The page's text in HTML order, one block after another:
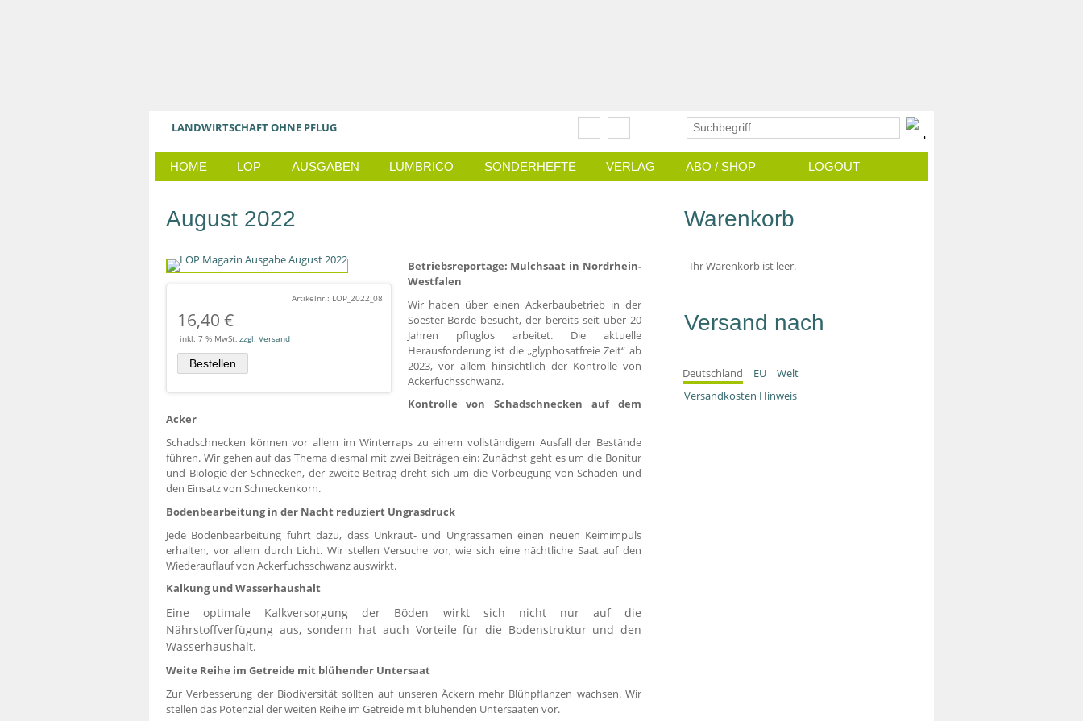
LANDWIRTSCHAFT OHNE PFLUG
HOME LOP AUSGABEN LUMBRICO SONDERHEFTE VERLAG ABO / SHOP LOGOUT
August 2022
16,40 €
Artikelnr.: LOP_2022_08
inkl. 7 % MwSt, zzgl. Versand
Betriebsreportage: Mulchsaat in Nordrhein-
Westfalen
Wir haben über einen Ackerbaubetrieb in der
Soester Börde besucht, der bereits seit über 20
Jahren pfluglos arbeitet. Die aktuelle
Herausforderung ist die „glyphosatfreie Zeit“ ab
2023, vor allem hinsichtlich der Kontrolle von
Ackerfuchsschwanz.
Kontrolle von Schadschnecken auf dem
Acker
Schadschnecken können vor allem im Winterraps zu einem vollständigem Ausfall der Bestände
führen. Wir gehen auf das Thema diesmal mit zwei Beiträgen ein: Zunächst geht es um die Bonitur
und Biologie der Schnecken, der zweite Beitrag dreht sich um die Vorbeugung von Schäden und
den Einsatz von Schneckenkorn.
Bodenbearbeitung in der Nacht reduziert Ungrasdruck
Jede Bodenbearbeitung führt dazu, dass Unkraut- und Ungrassamen einen neuen Keimimpuls
erhalten, vor allem durch Licht. Wir stellen Versuche vor, wie sich eine nächtliche Saat auf den
Wiederauflauf von Ackerfuchsschwanz auswirkt.
Kalkung und Wasserhaushalt
Eine optimale Kalkversorgung der Böden wirkt sich nicht nur auf die
Nährstoffverfügung aus, sondern hat auch Vorteile für die Bodenstruktur und den
Wasserhaushalt.
Weite Reihe im Getreide mit blühender Untersaat
Zur Verbesserung der Biodiversität sollten auf unseren Äckern mehr Blühpflanzen wachsen. Wir
stellen das Potenzial der weiten Reihe im Getreide mit blühenden Untersaaten vor.
Warenkorb
Ihr Warenkorb ist leer.
Versand nach
Deutschland EU
Welt
Versandkosten Hinweis